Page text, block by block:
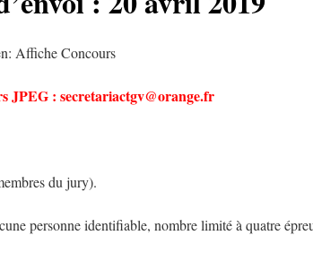
Affiche Concours
JPEG : secretariactgv@orange.fr
du jury).
personne identifiable, nombre limité à quatre